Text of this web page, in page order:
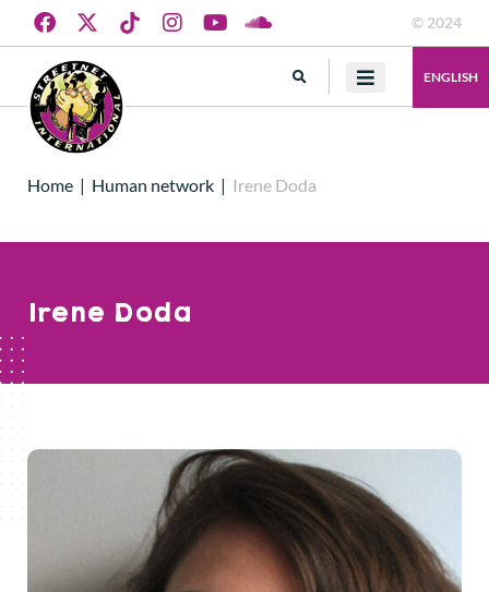
© 2024
ENGLISH
Home | Human network | Irene Doda
Irene Doda